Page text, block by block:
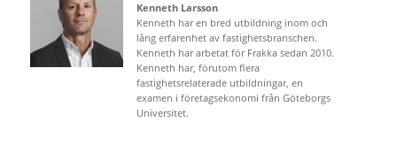
Kenneth Larsson
Kenneth har en bred utbildning inom och
lång erfarenhet av fastighetsbranschen.
Kenneth har arbetat för Frakka sedan 2010.
Kenneth har, förutom flera
fastighetsrelaterade utbildningar, en
examen i företagsekonomi från Göteborgs
Universitet.